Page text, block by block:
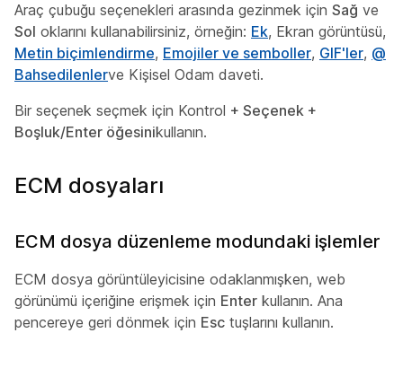
Araç çubuğu seçenekleri arasında gezinmek için Sağ ve
Sol oklarını kullanabilirsiniz, örneğin: Ek, Ekran görüntüsü,
Metin biçimlendirme, Emojiler ve semboller, GIF'ler, @
Bahsedilenlerve Kişisel Odam daveti.
Bir seçenek seçmek için Kontrol + Seçenek +
Boşluk/Enter öğesinikullanın.
ECM dosyaları
ECM dosya düzenleme modundaki işlemler
ECM dosya görüntüleyicisine odaklanmışken, web
görünümü içeriğine erişmek için Enter kullanın. Ana
pencereye geri dönmek için Esc tuşlarını kullanın.